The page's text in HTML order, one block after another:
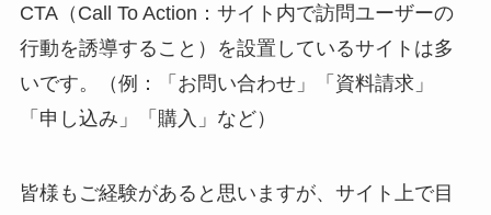
CTA（Call To Action：サイト内で訪問ユーザーの
行動を誘導すること）を設置しているサイトは多
いです。（例：「お問い合わせ」「資料請求」
「申し込み」「購入」など）
皆様もご経験があると思いますが、サイト上で目